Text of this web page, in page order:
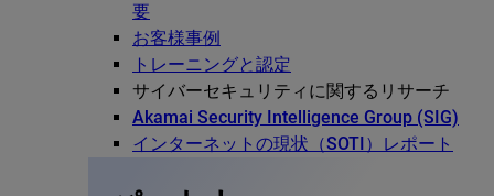
要
お客様事例
トレーニングと認定
サイバーセキュリティに関するリサーチ
Akamai Security Intelligence Group (SIG)
インターネットの現状（SOTI）レポート